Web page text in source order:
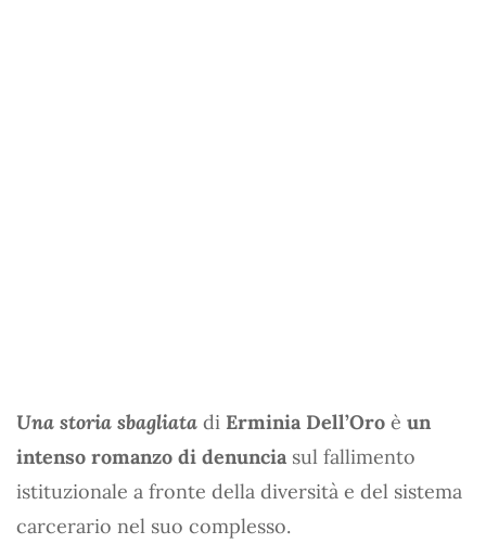
Una storia sbagliata di Erminia Dell’Oro è un
intenso romanzo di denuncia sul fallimento
istituzionale a fronte della diversità e del sistema
carcerario nel suo complesso.